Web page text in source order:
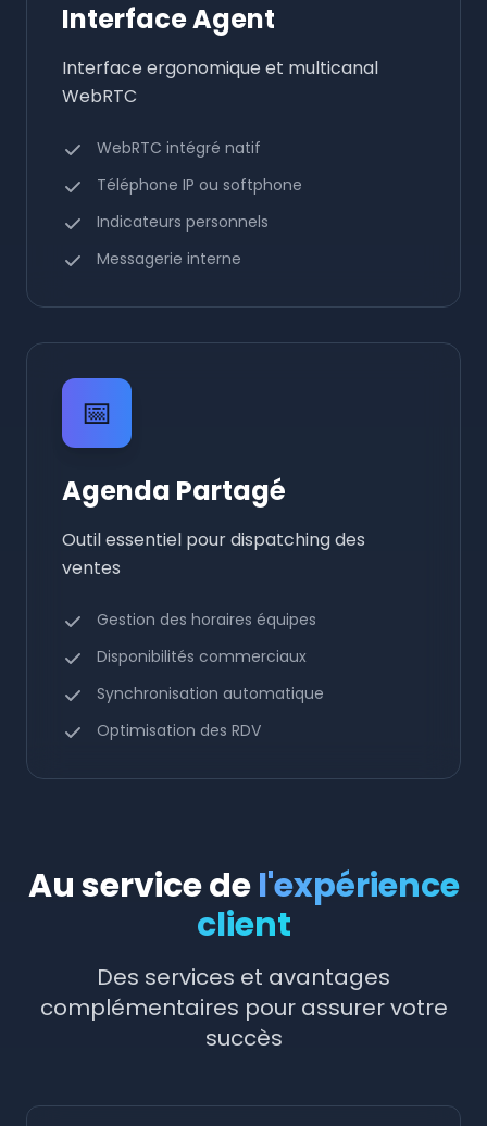
Interface Agent
Interface ergonomique et multicanal
WebRTC
WebRTC intégré natif
Téléphone IP ou softphone
Indicateurs personnels
Messagerie interne
📅
Agenda Partagé
Outil essentiel pour dispatching des
ventes
Gestion des horaires équipes
Disponibilités commerciaux
Synchronisation automatique
Optimisation des RDV
Au service de l'expérience
client
Des services et avantages
complémentaires pour assurer votre
succès